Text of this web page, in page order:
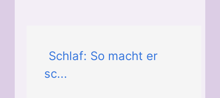
Schlaf: So macht er
sc...